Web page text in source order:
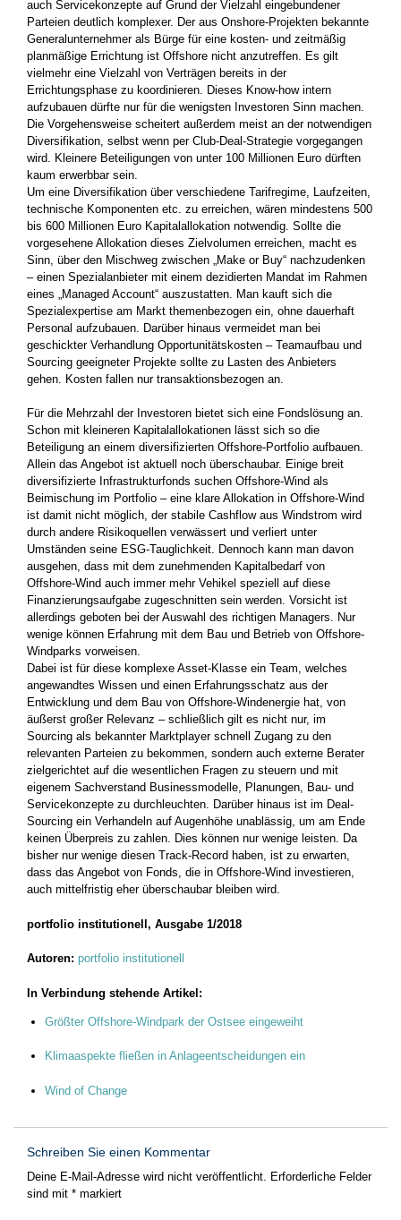
auch Servicekonzepte auf Grund der Vielzahl eingebundener
Parteien deutlich komplexer. Der aus Onshore-Projekten bekannte
Generalunternehmer als Bürge für eine kosten- und zeitmäßig
planmäßige Errichtung ist Offshore nicht anzutreffen. Es gilt
vielmehr eine Vielzahl von Verträgen bereits in der
Errichtungsphase zu koordinieren. Dieses Know-how intern
aufzubauen dürfte nur für die wenigsten Investoren Sinn machen.
Die Vorgehensweise scheitert außerdem meist an der notwendigen
Diversifikation, selbst wenn per Club-Deal-Strategie vorgegangen
wird. Kleinere Beteiligungen von unter 100 Millionen Euro dürften
kaum erwerbbar sein.
Um eine Diversifikation über verschiedene Tarifregime, Laufzeiten,
technische Komponenten etc. zu erreichen, wären mindestens 500
bis 600 Millionen Euro Kapitalallokation notwendig. Sollte die
vorgesehene Allokation dieses Zielvolumen erreichen, macht es
Sinn, über den Mischweg zwischen „Make or Buy“ nachzudenken
– einen Spezialanbieter mit einem dezidierten Mandat im Rahmen
eines „Managed Account“ auszustatten. Man kauft sich die
Spezialexpertise am Markt themenbezogen ein, ohne dauerhaft
Personal aufzubauen. Darüber hinaus vermeidet man bei
geschickter Verhandlung Opportunitätskosten – Teamaufbau und
Sourcing geeigneter Projekte sollte zu Lasten des Anbieters
gehen. Kosten fallen nur transaktionsbezogen an.
Für die Mehrzahl der Investoren bietet sich eine Fondslösung an.
Schon mit kleineren Kapitalallokationen lässt sich so die
Beteiligung an einem diversifizierten Offshore-Portfolio aufbauen.
Allein das Angebot ist aktuell noch überschaubar. Einige breit
diversifizierte Infrastrukturfonds suchen Offshore-Wind als
Beimischung im Portfolio – eine klare Allokation in Offshore-Wind
ist damit nicht möglich, der stabile Cashflow aus Windstrom wird
durch andere Risikoquellen verwässert und verliert unter
Umständen seine ESG-Tauglichkeit. Dennoch kann man davon
ausgehen, dass mit dem zunehmenden Kapitalbedarf von
Offshore-Wind auch immer mehr Vehikel speziell auf diese
Finanzierungsaufgabe zugeschnitten sein werden. Vorsicht ist
allerdings geboten bei der Auswahl des richtigen Managers. Nur
wenige können Erfahrung mit dem Bau und Betrieb von Offshore-
Windparks vorweisen.
Dabei ist für diese komplexe Asset-Klasse ein Team, welches
angewandtes Wissen und einen Erfahrungsschatz aus der
Entwicklung und dem Bau von Offshore-Windenergie hat, von
äußerst großer Relevanz – schließlich gilt es nicht nur, im
Sourcing als bekannter Marktplayer schnell Zugang zu den
relevanten Parteien zu bekommen, sondern auch externe Berater
zielgerichtet auf die wesentlichen Fragen zu steuern und mit
eigenem Sachverstand Businessmodelle, Planungen, Bau- und
Servicekonzepte zu durchleuchten. Darüber hinaus ist im Deal-
Sourcing ein Verhandeln auf Augenhöhe unablässig, um am Ende
keinen Überpreis zu zahlen. Dies können nur wenige leisten. Da
bisher nur wenige diesen Track-Record haben, ist zu erwarten,
dass das Angebot von Fonds, die in Offshore-Wind investieren,
auch mittelfristig eher überschaubar bleiben wird.
portfolio institutionell, Ausgabe 1/2018
Autoren: portfolio institutionell
In Verbindung stehende Artikel:
Größter Offshore-Windpark der Ostsee eingeweiht
Klimaaspekte fließen in Anlageentscheidungen ein
Wind of Change
Schreiben Sie einen Kommentar
Deine E-Mail-Adresse wird nicht veröffentlicht. Erforderliche Felder
sind mit * markiert